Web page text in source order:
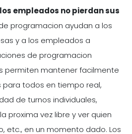
empleados no pierdan sus
programacion ayudan a los
y a los empleados a
de programacion
permiten mantener facilmente
para todos en tiempo real,
de turnos individuales,
proxima vez libre y ver quien
etc., en un momento dado. Los